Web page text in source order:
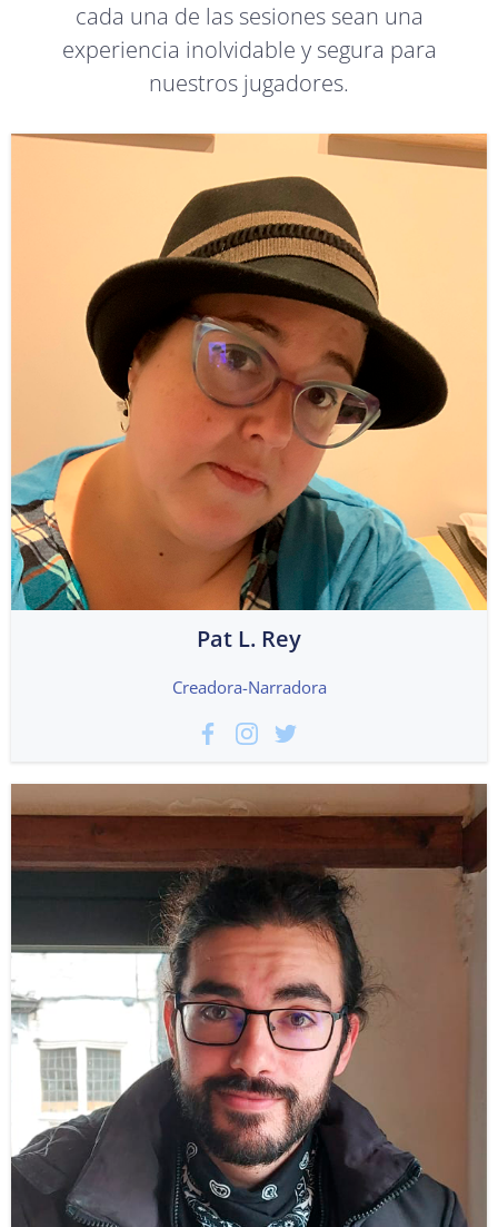
cada una de las sesiones sean una
experiencia inolvidable y segura para
nuestros jugadores.
Pat L. Rey
Creadora-Narradora